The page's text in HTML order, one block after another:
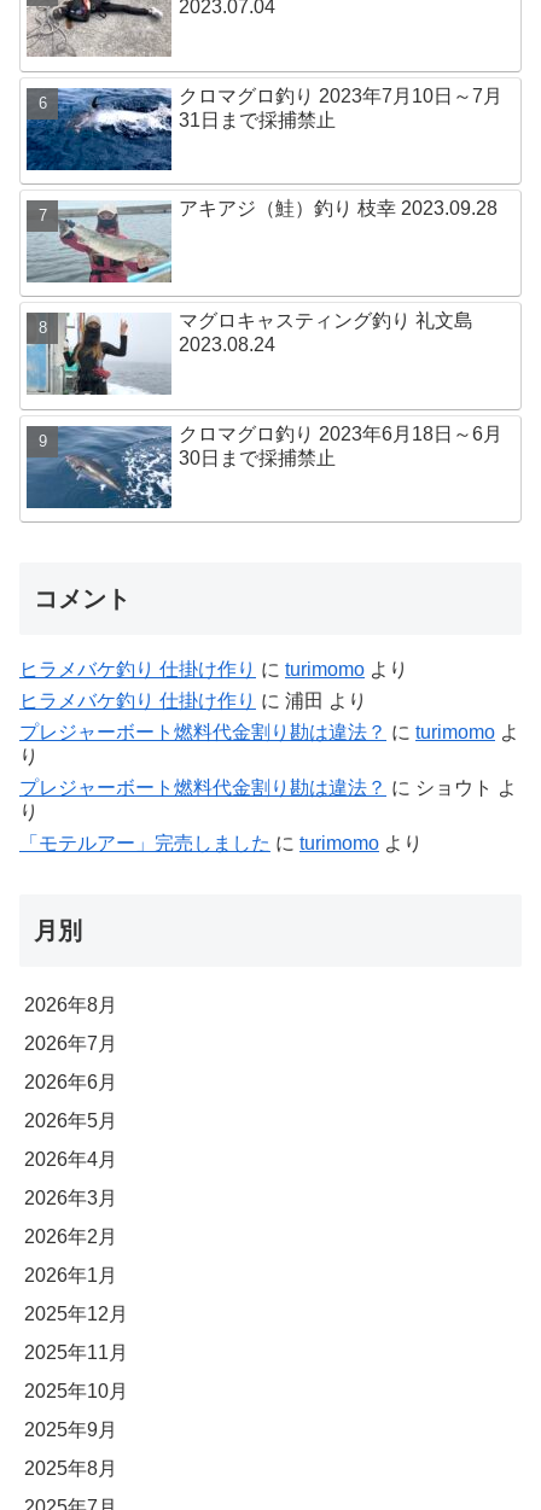
2023.07.04
クロマグロ釣り 2023年7月10日～7月
31日まで採捕禁止
アキアジ（鮭）釣り 枝幸 2023.09.28
マグロキャスティング釣り 礼文島
2023.08.24
クロマグロ釣り 2023年6月18日～6月
30日まで採捕禁止
コメント
ヒラメバケ釣り 仕掛け作り に turimomo より
ヒラメバケ釣り 仕掛け作り に 浦田 より
プレジャーボート燃料代金割り勘は違法？ に turimomo よ
り
プレジャーボート燃料代金割り勘は違法？ に ショウト よ
り
「モテルアー」完売しました に turimomo より
月別
2026年8月
2026年7月
2026年6月
2026年5月
2026年4月
2026年3月
2026年2月
2026年1月
2025年12月
2025年11月
2025年10月
2025年9月
2025年8月